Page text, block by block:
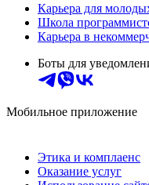
Карьера для
Школа
Карьера в
Боты для
Мобильное приложение
Этика и комплаенс
Оказание услуг